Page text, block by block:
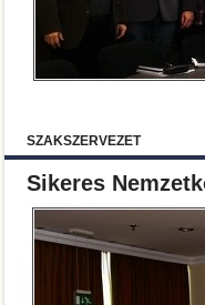
SZAKSZERVEZET
Sikeres